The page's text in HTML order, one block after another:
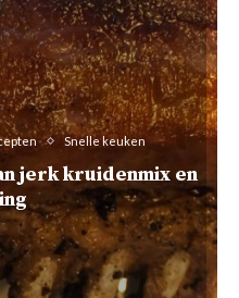
Snelle keuken
jerk kruidenmix en